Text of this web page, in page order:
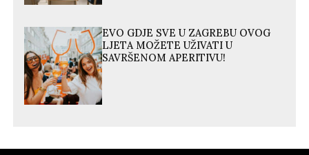
EVO GDJE SVE U ZAGREBU OVOG
LJETA MOŽETE UŽIVATI U
SAVRŠENOM APERITIVU!